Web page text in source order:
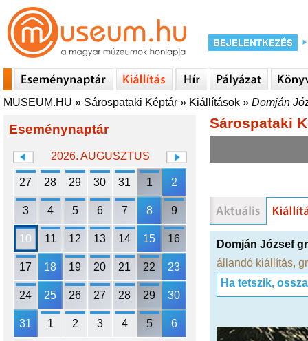
MUSEUM.HU » Sárospataki Képtár » Kiállítások » Domján
Eseménynaptár
2026. AUGUSZTUS
27 28 29 30 31 1 2
3 4 5 6 7 8 9
10 11 12 13 14 15 16
17 18 19 20 21 22 23
24 25 26 27 28 29 30
31 1 2 3 4 5 6
Sárospataki
Domján József
állandó kiállítás,
Ha tetszik,